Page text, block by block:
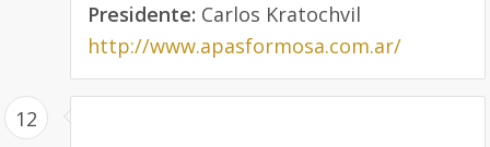
Presidente: Carlos Kratochvil
http://www.apasformosa.com.ar/
12